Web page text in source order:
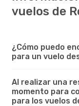
vuelos de
¿Cómo puedo
para un vuelo
Al realizar una
momento para
para los vuelos